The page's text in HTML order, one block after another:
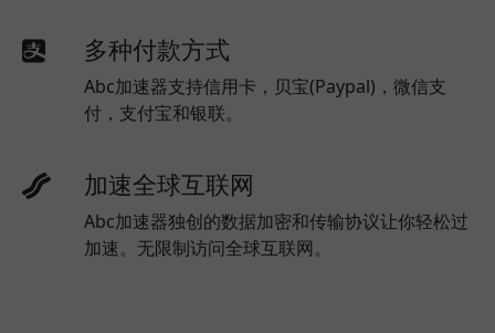
多种付款方式
Abc加速器支持信用卡，贝宝(Paypal)，微信支
付，支付宝和银联。
加速全球互联网
Abc加速器独创的数据加密和传输协议让你轻松过
加速。无限制访问全球互联网。